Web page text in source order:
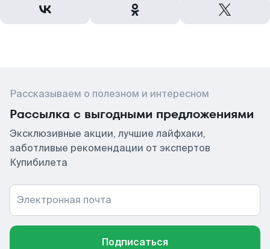
Рассказываем о полезном и интересном
Рассылка с выгодными предложениями
Эксклюзивные акции, лучшие лайфхаки,
заботливые рекомендации от экспертов
Купибилета
Электронная почта
Подписаться